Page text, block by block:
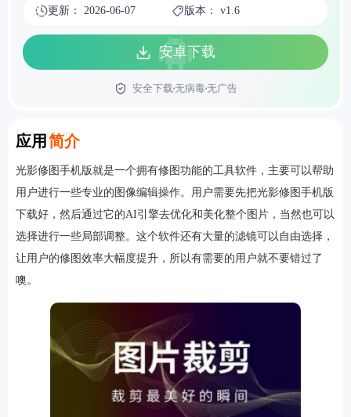
更新： 2026-06-07 版本： v1.6
安卓下载
安全下载无病毒无广告
应用 简介
Introduction
光影修图手机版就是一个拥有修图功能的工具软件，主要可以帮助
用户进行一些专业的图像编辑操作。用户需要先把光影修图手机版
下载好，然后通过它的AI引擎去优化和美化整个图片，当然也可以
选择进行一些局部调整。这个软件还有大量的滤镜可以自由选择，
让用户的修图效率大幅度提升，所以有需要的用户就不要错过了
噢。